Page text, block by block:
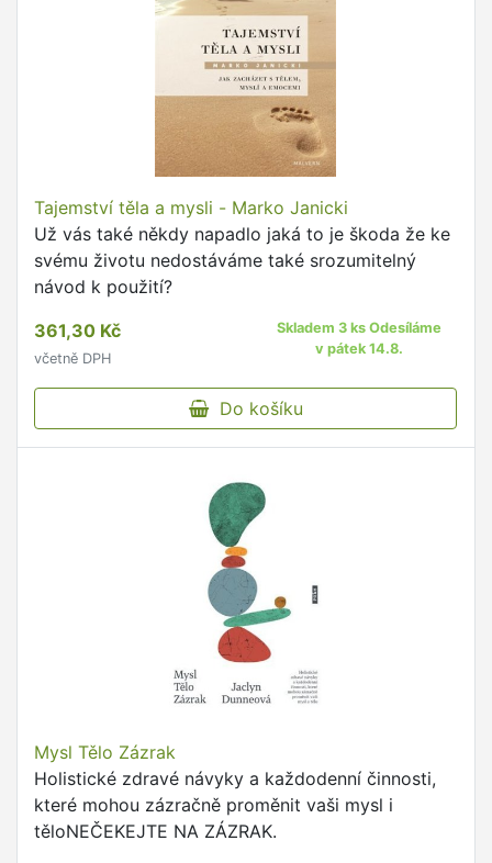
Tajemství těla a mysli - Marko Janicki
Už vás také někdy napadlo jaká to je škoda že ke
svému životu nedostáváme také srozumitelný
návod k použití?
361,30 Kč
včetně DPH
Skladem 3 ks Odesíláme
v pátek 14.8.
Do košíku
Mysl Tělo Zázrak
Holistické zdravé návyky a každodenní činnosti,
které mohou zázračně proměnit vaši mysl i
těloNEČEKEJTE NA ZÁZRAK.